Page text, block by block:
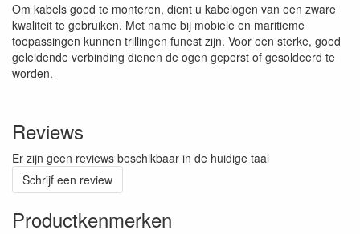
Om kabels goed te monteren, dient u kabelogen van een zware
kwaliteit te gebruiken. Met name bij mobiele en maritieme
toepassingen kunnen trillingen funest zijn. Voor een sterke, goed
geleidende verbinding dienen de ogen geperst of gesoldeerd te
worden.
Reviews
Er zijn geen reviews beschikbaar in de huidige taal
Schrijf een review
Productkenmerken